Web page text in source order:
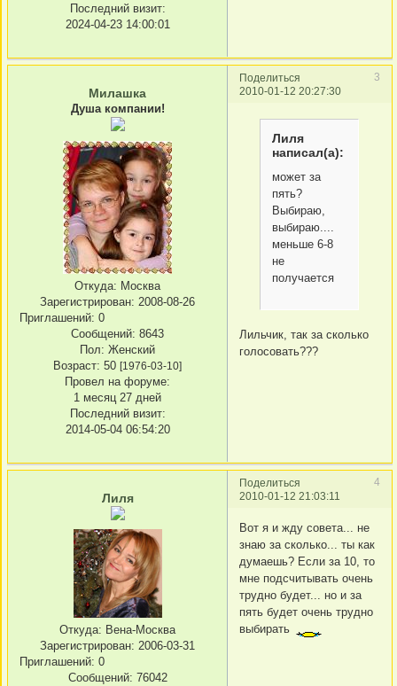
Последний визит:
2024-04-23 14:00:01
Поделиться
3
2010-01-12 20:27:30
Милашка
Душа компании!
Откуда: Москва
Зарегистрирован: 2008-08-26
Приглашений: 0
Сообщений: 8643
Пол: Женский
Возраст: 50 [1976-03-10]
Провел на форуме:
1 месяц 27 дней
Последний визит:
2014-05-04 06:54:20
Лиля
написал(а):
может за
пять?
Выбираю,
выбираю....
меньше 6-8
не
получается
Лильчик, так за сколько
голосовать???
Поделиться
4
2010-01-12 21:03:11
Лиля
Откуда: Вена-Москва
Зарегистрирован: 2006-03-31
Приглашений: 0
Сообщений: 76042
Вот я и жду совета... не
знаю за сколько... ты как
думаешь? Если за 10, то
мне подсчитывать очень
трудно будет... но и за
пять будет очень трудно
выбирать